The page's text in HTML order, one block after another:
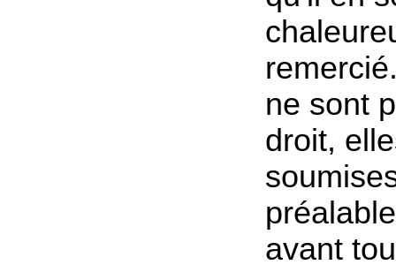
ne sont
droit,
avant